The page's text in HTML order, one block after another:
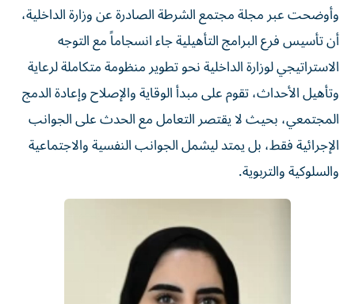
وأوضحت عبر مجلة مجتمع الشرطة الصادرة عن وزارة الداخلية،
أن تأسيس فرع البرامج التأهيلية جاء انسجاماً مع التوجه
الاستراتيجي لوزارة الداخلية نحو تطوير منظومة متكاملة لرعاية
وتأهيل الأحداث، تقوم على مبدأ الوقاية والإصلاح وإعادة الدمج
المجتمعي، بحيث لا يقتصر التعامل مع الحدث على الجوانب
الإجرائية فقط، بل يمتد ليشمل الجوانب النفسية والاجتماعية
والسلوكية والتربوية.